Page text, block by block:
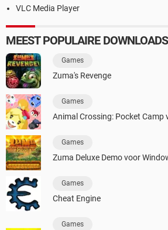
VLC Media Player
MEEST POPULAIRE DOWNLOADS
Games
Zuma's Revenge
Games
Animal Crossing: Pocket Camp
Games
Zuma Deluxe Demo voor
Games
Cheat Engine
Games